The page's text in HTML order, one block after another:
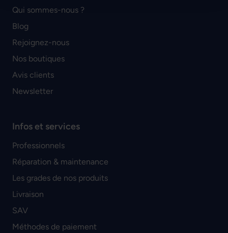
Qui sommes-nous ?
Blog
Rejoignez-nous
Nos boutiques
Avis clients
Newsletter
Infos et services
Professionnels
Réparation & maintenance
Les grades de nos produits
Livraison
SAV
Méthodes de paiement